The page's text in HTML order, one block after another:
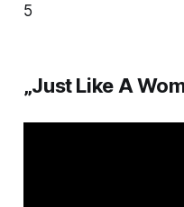
5
„Just Like A